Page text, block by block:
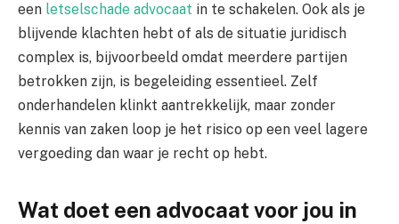
een letselschade advocaat in te schakelen. Ook als je
blijvende klachten hebt of als de situatie juridisch
complex is, bijvoorbeeld omdat meerdere partijen
betrokken zijn, is begeleiding essentieel. Zelf
onderhandelen klinkt aantrekkelijk, maar zonder
kennis van zaken loop je het risico op een veel lagere
vergoeding dan waar je recht op hebt.
Wat doet een advocaat voor jou in